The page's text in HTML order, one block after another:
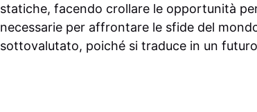
statiche, facendo crollare le opportunità
necessarie per affrontare le sfide del
sottovalutato, poiché si traduce in un